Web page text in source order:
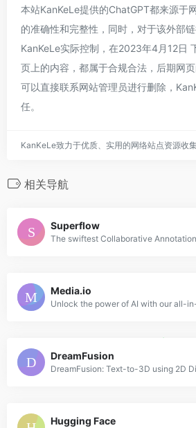
本站KanKeLe提供的ChatGPT都来源于
的准确性和完整性，同时，对于该外部
KanKeLe实际控制，在2023年4月12日
页上的内容，都属于合规合法，后期网
可以直接联系网站管理员进行删除，
任。
KanKeLe致力于优质、实用的网络站点资源收
相关导航
Superflow
Media.io
DreamFusion
DreamFusion: Text-to-3D using 2D
Hugging Face